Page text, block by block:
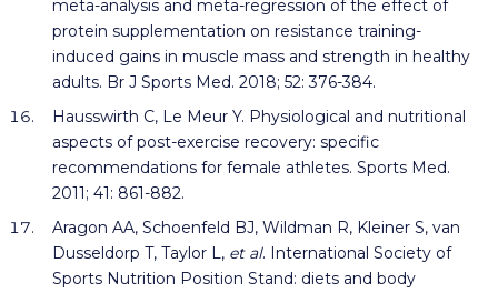
meta-analysis and meta-regression of the effect of
protein supplementation on resistance training-
induced gains in muscle mass and strength in healthy
adults. Br J Sports Med. 2018; 52: 376-384.
Hausswirth C, Le Meur Y. Physiological and nutritional
aspects of post-exercise recovery: specific
recommendations for female athletes. Sports Med.
2011; 41: 861-882.
Aragon AA, Schoenfeld BJ, Wildman R, Kleiner S, van
Dusseldorp T, Taylor L, et al. International Society of
Sports Nutrition Position Stand: diets and body